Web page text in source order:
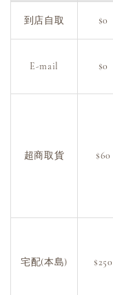
到店自取 $0
E-mail $0
超商取貨 $60
宅配(本島) $250